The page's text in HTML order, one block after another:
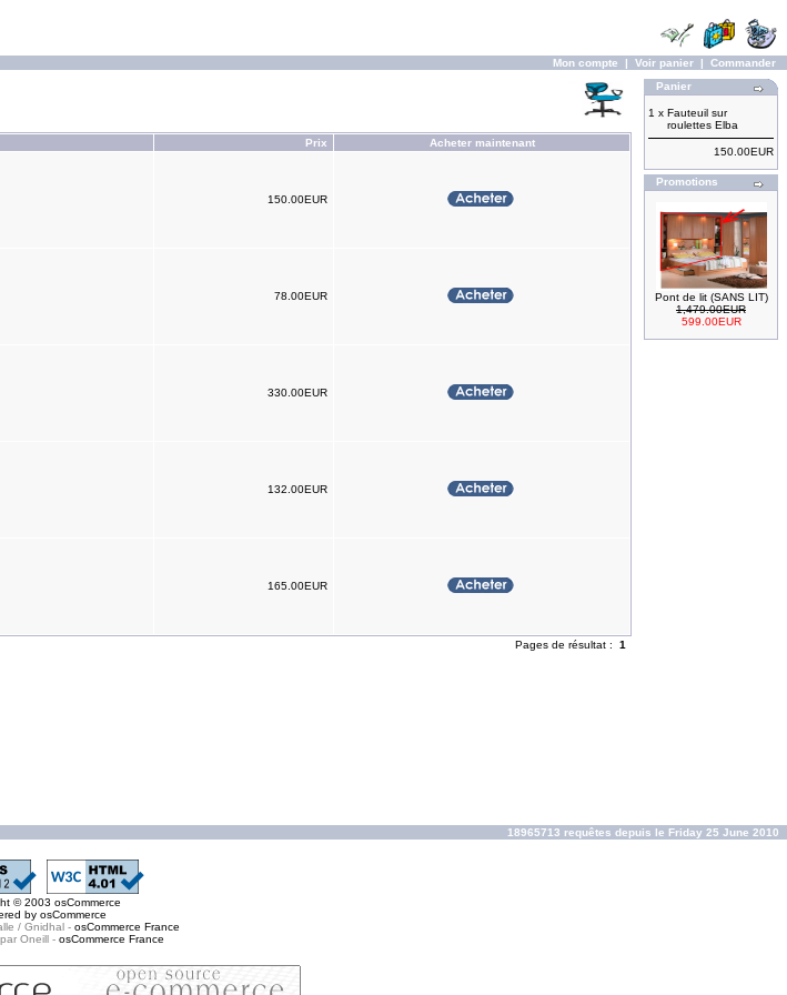
Mon compte | Voir panier | Commander
Prix Acheter maintenant
150.00EUR
78.00EUR
330.00EUR
132.00EUR
165.00EUR
Pages de résultat : 1
Panier
1 x Fauteuil sur
roulettes Elba
150.00EUR
Promotions
Pont de lit (SANS LIT)
1,479.00EUR
599.00EUR
18965713 requêtes depuis le Friday 25 June 2010
© 2003 osCommerce
by osCommerce
/ Gnidhal - osCommerce France
Oneill - osCommerce France